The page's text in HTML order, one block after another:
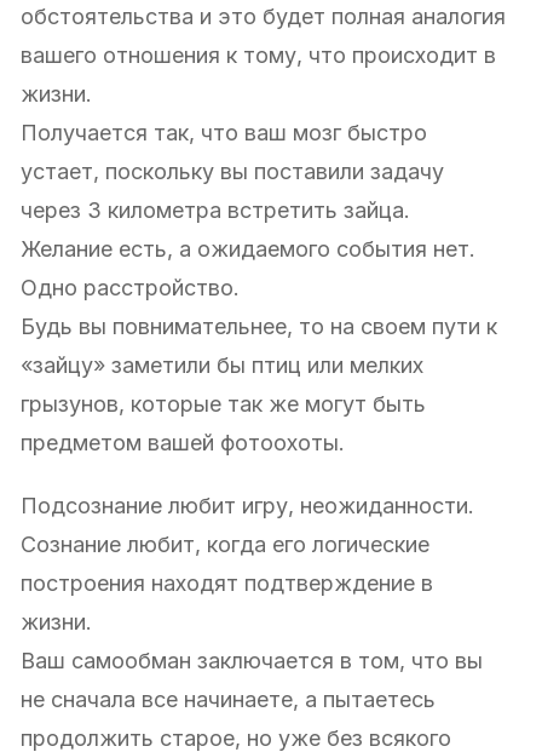
обстоятельства и это будет полная аналогия
вашего отношения к тому, что происходит в
жизни.
Получается так, что ваш мозг быстро
устает, поскольку вы поставили задачу
через 3 километра встретить зайца.
Желание есть, а ожидаемого события нет.
Одно расстройство.
Будь вы повнимательнее, то на своем пути к
«зайцу» заметили бы птиц или мелких
грызунов, которые так же могут быть
предметом вашей фотоохоты.
Подсознание любит игру, неожиданности.
Сознание любит, когда его логические
построения находят подтверждение в
жизни.
Ваш самообман заключается в том, что вы
не сначала все начинаете, а пытаетесь
продолжить старое, но уже без всякого